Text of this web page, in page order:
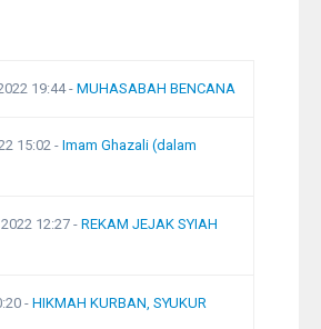
19:44- MUHASABAH BENCANA
15:02- Imam Ghazali (dalam
12:27 - REKAM JEJAK SYIAH
- HIKMAH KURBAN, SYUKUR